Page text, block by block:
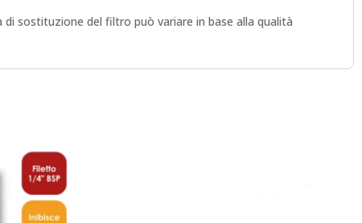
sostituzione del filtro può variare in base alla qualità